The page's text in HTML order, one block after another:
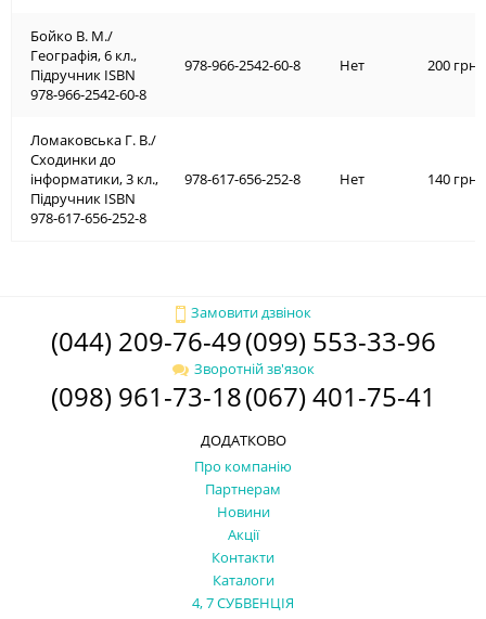
Бойко В. М./
Географія, 6 кл.,
Підручник ISBN
978-966-2542-60-8
Ломаковська Г. В./
Сходинки до
інформатики, 3 кл.,
Підручник ISBN
978-617-656-252-8
978-966-2542-60-8 Нет 200 грн.
978-617-656-252-8 Нет 140 грн.
Замовити дзвінок
(044) 209-76-49(099) 553-33-96
Зворотній зв'язок
(098) 961-73-18(067) 401-75-41
ДОДАТКОВО
Про компанію
Партнерам
Новини
Акції
Контакти
Каталоги
4, 7 СУБВЕНЦІЯ